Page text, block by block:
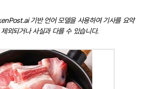
기반 언어 모델을 사용하여 기사를 요약
외되거나 사실과 다를 수 있습니다.